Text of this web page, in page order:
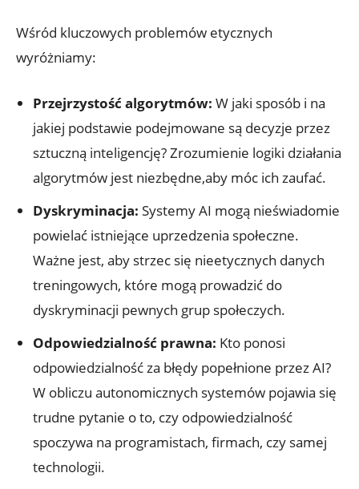
Wśród kluczowych problemów etycznych
⁢wyróżniamy:
Przejrzystość algorytmów: W jaki sposób i‌ na
jakiej ‌podstawie podejmowane ​są decyzje przez
sztuczną inteligencję? Zrozumienie logiki działania
algorytmów jest niezbędne,aby móc ich zaufać.
Dyskryminacja: Systemy AI mogą nieświadomie
powielać istniejące uprzedzenia społeczne.
Ważne jest, aby strzec się nieetycznych danych
treningowych, które mogą prowadzić do
dyskryminacji pewnych​ grup⁣ społeczych.
Odpowiedzialność prawna: Kto⁤ ponosi
odpowiedzialność⁢ za błędy popełnione przez AI?
W obliczu autonomicznych systemów pojawia ⁣się
trudne pytanie o to, czy odpowiedzialność
⁣spoczywa na ⁣programistach, firmach, czy samej
technologii.